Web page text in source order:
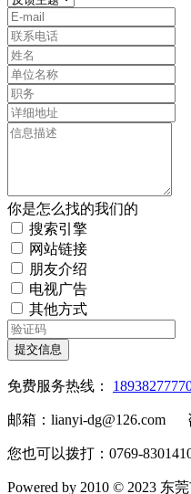
你是怎么找的我们的
搜索引擎
网站链接
朋友介绍
电视广告
其他方式
提交信息
免费服务热线：
邮箱：lianyi-dg@126.com
您也可以拨打：0769-
Powered by 2010 © 2023 东